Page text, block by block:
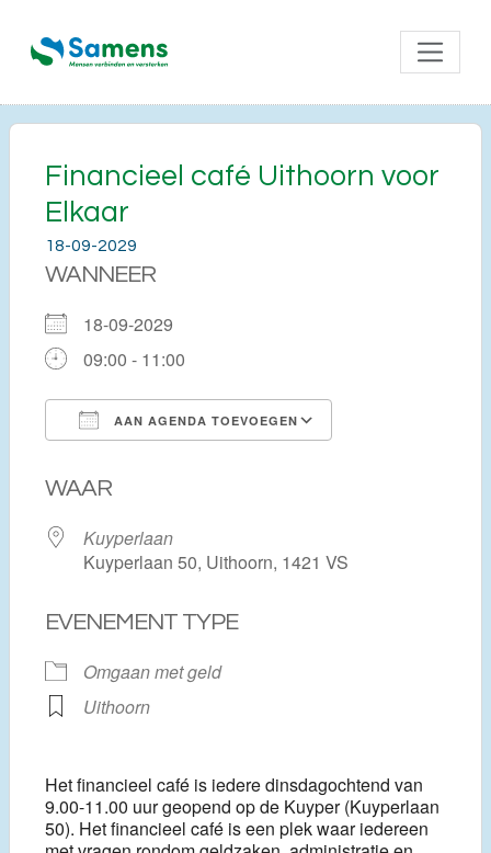
Financieel café Uithoorn voor
Elkaar
18-09-2029
WANNEER
18-09-2029
09:00 - 11:00
AAN AGENDA TOEVOEGEN
WAAR
Kuyperlaan
Kuyperlaan 50, Uithoorn, 1421 VS
EVENEMENT TYPE
Omgaan met geld
Uithoorn
Het financieel café is iedere dinsdagochtend van
9.00-11.00 uur geopend op de Kuyper (Kuyperlaan
50). Het financieel café is een plek waar iedereen